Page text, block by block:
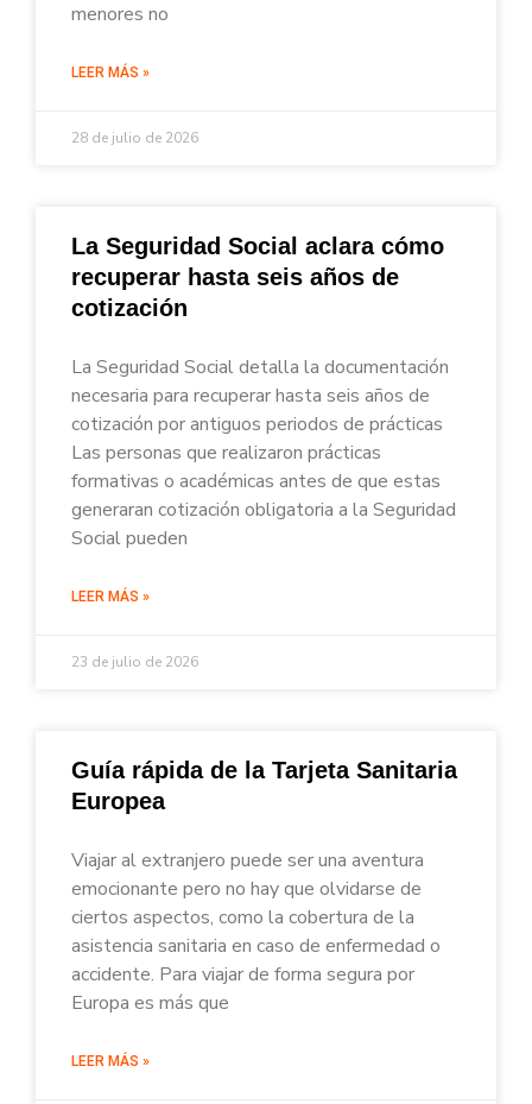
menores no
LEER MÁS »
28 de julio de 2026
La Seguridad Social aclara cómo
recuperar hasta seis años de
cotización
La Seguridad Social detalla la documentación
necesaria para recuperar hasta seis años de
cotización por antiguos periodos de prácticas
Las personas que realizaron prácticas
formativas o académicas antes de que estas
generaran cotización obligatoria a la Seguridad
Social pueden
LEER MÁS »
23 de julio de 2026
Guía rápida de la Tarjeta Sanitaria
Europea
Viajar al extranjero puede ser una aventura
emocionante pero no hay que olvidarse de
ciertos aspectos, como la cobertura de la
asistencia sanitaria en caso de enfermedad o
accidente. Para viajar de forma segura por
Europa es más que
LEER MÁS »